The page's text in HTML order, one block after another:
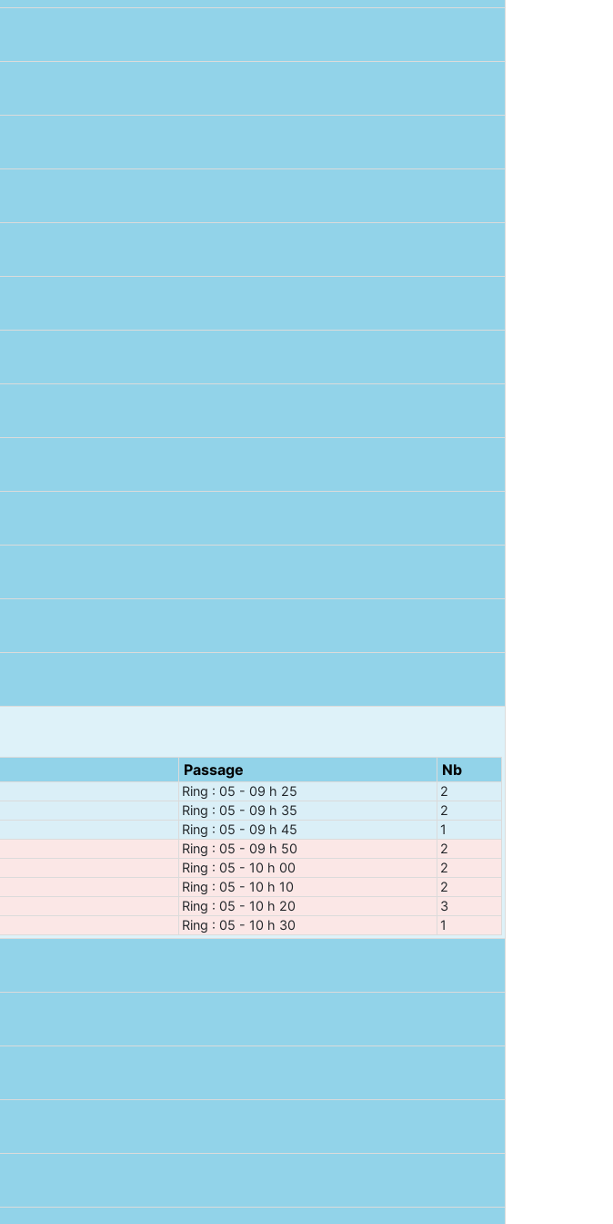
Passage Nb
Ring : 05 - 09 h 25
2
Ring : 05 - 09 h 35
2
Ring : 05 - 09 h 45
1
Ring : 05 - 09 h 50
2
Ring : 05 - 10 h 00
2
Ring : 05 - 10 h 10
2
Ring : 05 - 10 h 20
3
Ring : 05 - 10 h 30 1